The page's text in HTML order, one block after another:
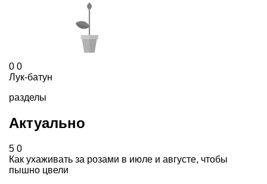
0 0
Лук-батун
разделы
Актуально
5 0
Как ухаживать за розами в июле и августе, чтобы
пышно цвели